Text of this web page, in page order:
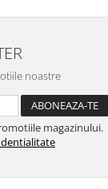
noastre
magazinului.